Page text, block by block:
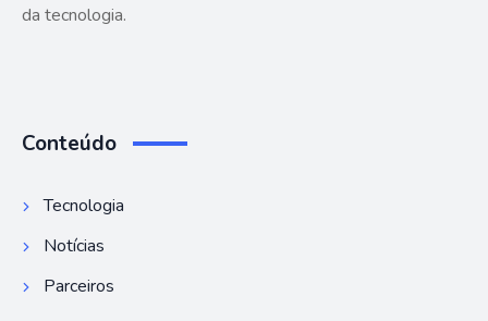
da tecnologia.
Conteúdo
Tecnologia
Notícias
Parceiros